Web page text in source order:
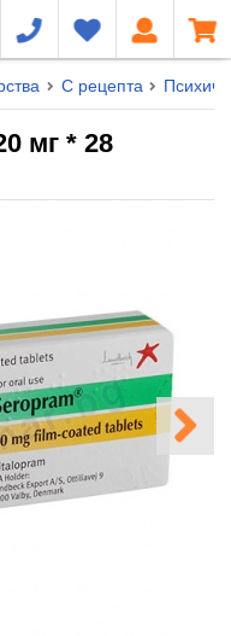
С рецепта
мг * 28